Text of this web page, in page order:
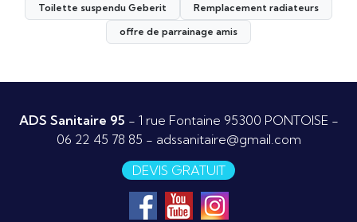
Toilette suspendu Geberit
Remplacement radiateurs
offre de parrainage amis
ADS Sanitaire 95 - 1 rue Fontaine 95300 PONTOISE -
06 22 45 78 85 - adssanitaire@gmail.com
DEVIS GRATUIT